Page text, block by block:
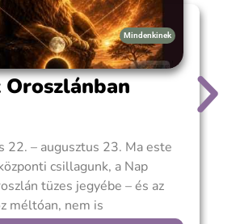
értelmezéséhez,
és szakmabelieknek egyaránt.
könyv formátumban !
Mindenkinek
Oroszlánban
22. – augusztus 23. Ma este
csillagunk, a Nap
tüzes jegyébe – és az
méltóan, nem is